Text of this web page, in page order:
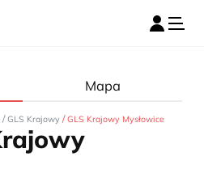
Mapa
/ GLS Krajowy / GLS Krajowy Mysłowice